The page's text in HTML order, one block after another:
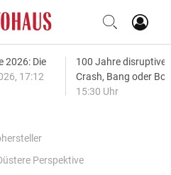
2026: Die
17:12
100 Jahre disruptive
Crash, Bang oder
15:30 Uhr
Perspektive